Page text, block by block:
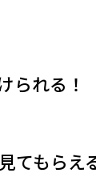
られる！
てもらえ